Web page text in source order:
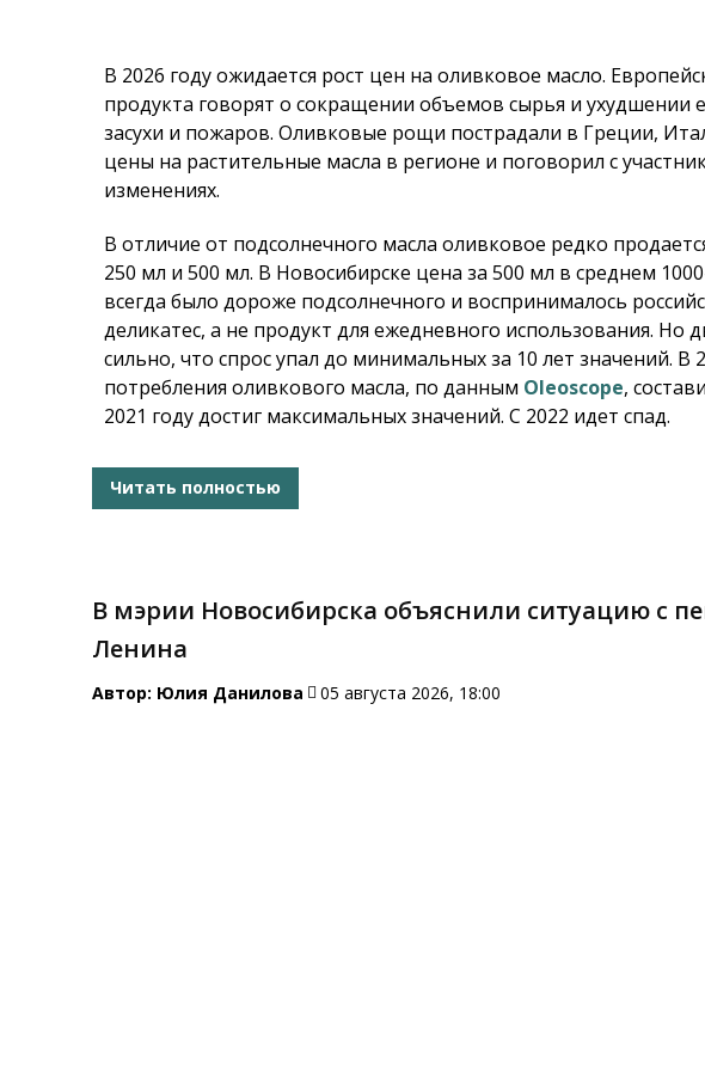
В 2026 году ожидается рост цен на оливковое масло.
продукта говорят о сокращении объемов сырья и ухудшении
засухи и пожаров. Оливковые рощи пострадали в Греции,
цены на растительные масла в регионе и поговорил с
изменениях.
В отличие от подсолнечного масла оливковое редко
250 мл и 500 мл. В Новосибирске цена за 500 мл в среднем
всегда было дороже подсолнечного и воспринималось
деликатес, а не продукт для ежедневного использования. Но
сильно, что спрос упал до минимальных за 10 лет значений. В
потребления оливкового масла, по данным Oleoscope,
2021 году достиг максимальных значений. С 2022 идет спад.
Читать полностью
В мэрии Новосибирска объяснили ситуацию с
Ленина
Автор: Юлия Данилова 05 августа 2026, 18:00